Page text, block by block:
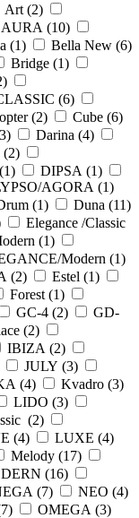
Art (2)
AURA (10)
(1) Bella New (6)
Bridge (1)
)
(6)
(2) Cube (6)
3) Darina (4)
(2)
1) DIPSA (1)
AGORA (1)
(1) Duna (11)
Elegance /Classic
(1)
Modern (1)
(2) Estel (1)
Forest (1)
GC-4 (2)
GD-
(2)
IBIZA (2)
JULY (3)
(4) Kvadro (3)
LIDO (3)
(2)
(4) LUXE (4)
Melody (17)
(16)
(7) NEO (4)
7) OMEGA (3)